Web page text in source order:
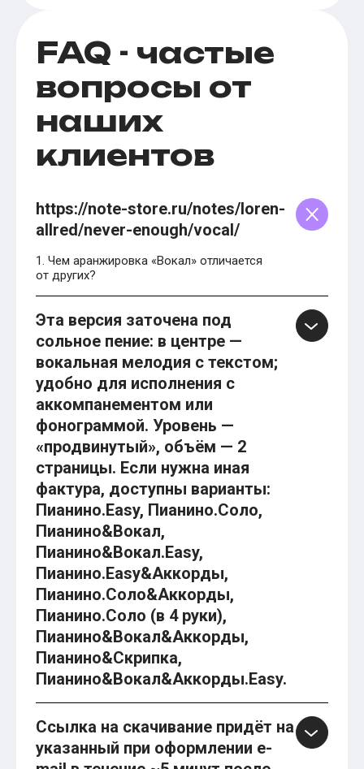
FAQ - частые
вопросы от
наших
клиентов
https://note-store.ru/notes/loren-
allred/never-enough/vocal/
1. Чем аранжировка «Вокал» отличается
от других?
Эта версия заточена под
сольное пение: в центре —
вокальная мелодия с текстом;
удобно для исполнения с
аккомпанементом или
фонограммой. Уровень —
«продвинутый», объём — 2
страницы. Если нужна иная
фактура, доступны варианты:
Пианино.Easy, Пианино.Соло,
Пианино&Вокал,
Пианино&Вокал.Easy,
Пианино.Easy&Аккорды,
Пианино.Соло&Аккорды,
Пианино.Соло (в 4 руки),
Пианино&Вокал&Аккорды,
Пианино&Скрипка,
Пианино&Вокал&Аккорды.Easy.
Ссылка на скачивание придёт на
указанный при оформлении e-